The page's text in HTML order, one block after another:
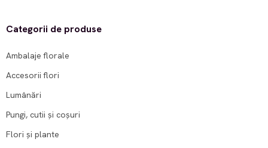
Categorii de produse
Ambalaje florale
Accesorii flori
Lumânări
Pungi, cutii și coșuri
Flori și plante